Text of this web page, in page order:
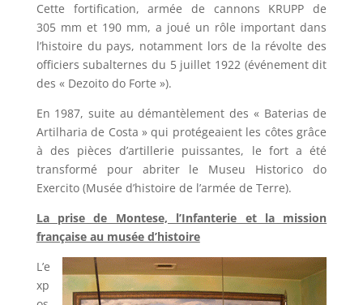
Cette fortification, armée de cannons KRUPP de
305 mm et 190 mm, a joué un rôle important dans
l’histoire du pays, notamment lors de la révolte des
officiers subalternes du 5 juillet 1922 (événement dit
des « Dezoito do Forte »).
En 1987, suite au démantèlement des « Baterias de
Artilharia de Costa » qui protégeaient les côtes grâce
à des pièces d’artillerie puissantes, le fort a été
transformé pour abriter le Museu Historico do
Exercito (Musée d’histoire de l’armée de Terre).
La prise de Montese, l’Infanterie et la mission
française au musée d’histoire
L’e
xp